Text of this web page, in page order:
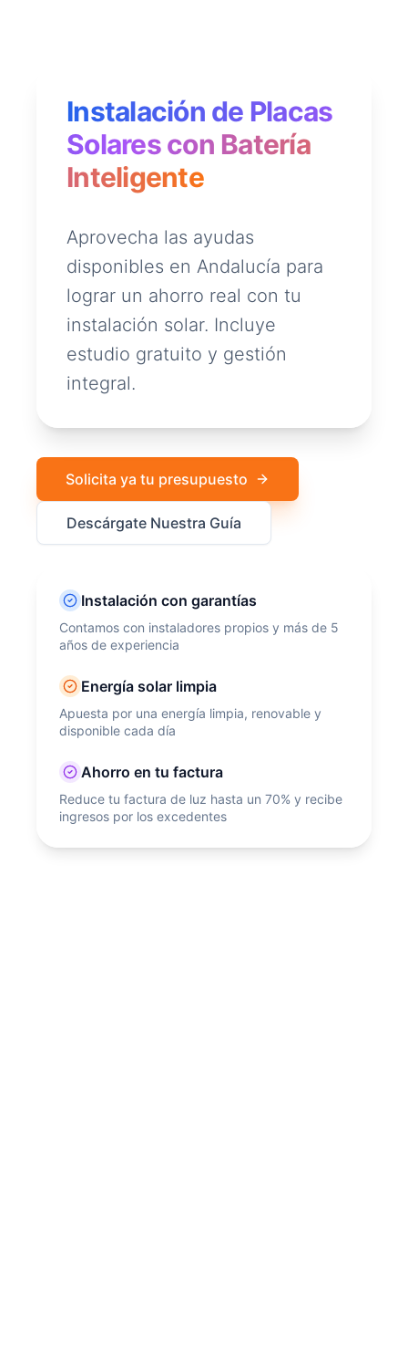
Instalación de Placas
Solares con Batería
Inteligente
Aprovecha las ayudas
disponibles en Andalucía para
lograr un ahorro real con tu
instalación solar. Incluye
estudio gratuito y gestión
integral.
Solicita ya tu presupuesto
Descárgate Nuestra Guía
Instalación con garantías
Contamos con instaladores propios y más de 5
años de experiencia
Energía solar limpia
Apuesta por una energía limpia, renovable y
disponible cada día
Ahorro en tu factura
Reduce tu factura de luz hasta un 70% y recibe
ingresos por los excedentes